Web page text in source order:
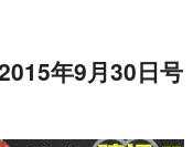
年9月30日号